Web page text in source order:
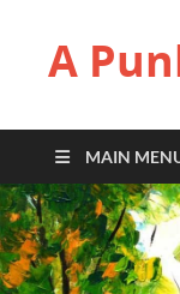
A
MAIN